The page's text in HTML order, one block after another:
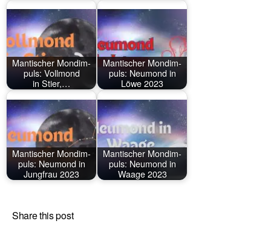
Man­ti­scher Mond­im­
puls: Voll­mond
in Stier,…
Man­ti­scher Mond­im­
puls: Neu­mond in
Löwe 2023
Man­ti­scher Mond­im­
puls: Neu­mond in
Jung­frau 2023
Man­ti­scher Mond­im­
puls: Neu­mond in
Waage 2023
Share this post